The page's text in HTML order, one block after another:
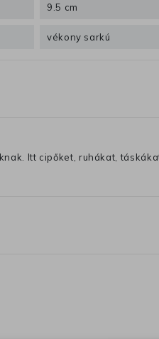
9.5 cm
vékony sarkú
Itt cipőket, ruhákat,